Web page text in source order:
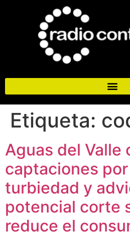
Etiqueta:
Aguas del Valle
captaciones
turbiedad y
potencial corte
reduce el